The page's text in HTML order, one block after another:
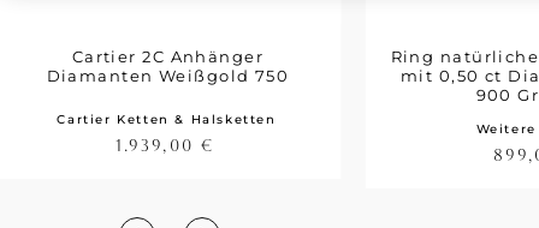
Cartier Ketten & Halsketten
Cartier 2C Anhänger
Diamanten Weißgold 750
1.939,00 €
Ring
mit 0,50 ct
900